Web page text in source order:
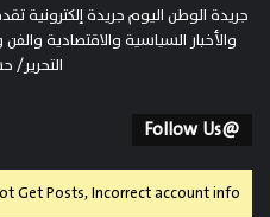
جريدة الوطن اليوم جريدة إلكترونية
والأخبار السياسية والاقتصادية
التحرير/
@Follow Us
Get Posts, Incorrect account info.